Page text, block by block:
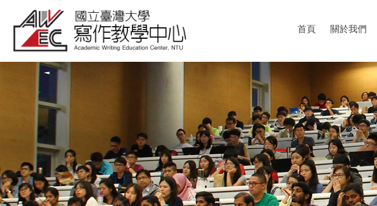
首頁 關於我們